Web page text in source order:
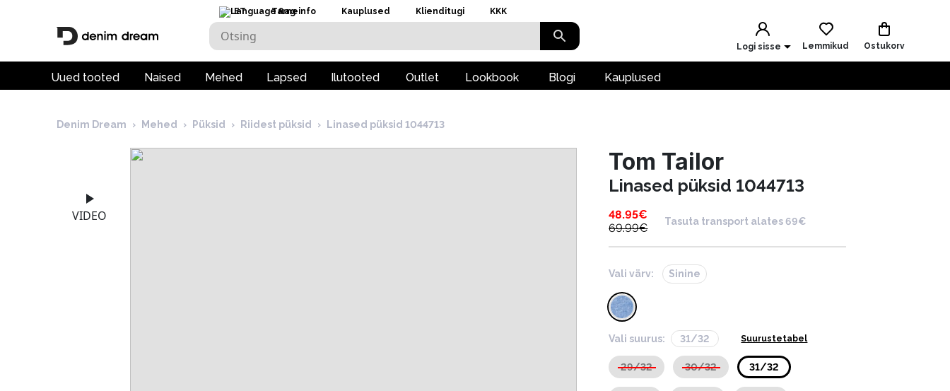
ET Tarneinfo Kauplused Klienditugi KKK
Logi sisse Lemmikud Ostukorv
Uued tooted Naised Mehed Lapsed Ilutooted Outlet Lookbook Blogi Kauplused
Denim Dream › Mehed › Püksid › Riidest püksid › Linased püksid 1044713
VIDEO
Tom Tailor
Linased püksid 1044713
48.95€
69.99€
Tasuta transport alates 69€
Vali värv: Sinine
Vali suurus: 31/32 Suurustetabel
29/32 30/32 31/32